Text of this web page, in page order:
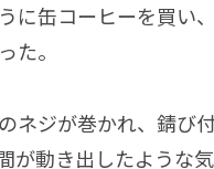
に缶コーヒーを買い
た。
ネジが巻かれ、錆び
が動き出したような